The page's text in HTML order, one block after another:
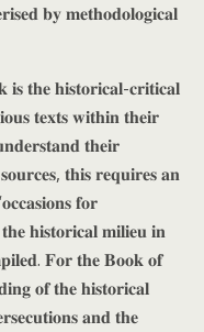
𝐛𝐲 𝐦𝐞𝐭𝐡𝐨𝐝𝐨𝐥𝐨𝐠𝐢𝐜𝐚𝐥
𝐡𝐢𝐬𝐭𝐨𝐫𝐢𝐜𝐚𝐥-𝐜𝐫𝐢𝐭𝐢𝐜𝐚𝐥
𝐭𝐞𝐱𝐭𝐬 𝐰𝐢𝐭𝐡𝐢𝐧 𝐭𝐡𝐞𝐢𝐫
𝐭𝐡𝐞𝐢𝐫
𝐭𝐡𝐢𝐬 𝐫𝐞𝐪𝐮𝐢𝐫𝐞𝐬 𝐚𝐧
𝐟𝐨𝐫
𝐡𝐢𝐬𝐭𝐨𝐫𝐢𝐜𝐚𝐥 𝐦𝐢𝐥𝐢𝐞𝐮 𝐢𝐧
𝐅𝐨𝐫 𝐭𝐡𝐞 𝐁𝐨𝐨𝐤 𝐨𝐟
𝐨𝐟 𝐭𝐡𝐞 𝐡𝐢𝐬𝐭𝐨𝐫𝐢𝐜𝐚𝐥
𝐚𝐧𝐝 𝐭𝐡𝐞